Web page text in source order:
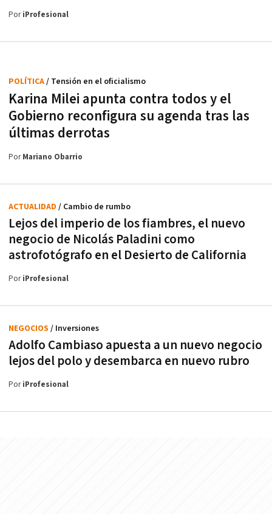
PoriProfesional
Karina Milei apunta contra todos y el
Gobierno reconfigura su agenda tras las
últimas derrotas
POLÍTICA/ Tensión en el oficialismo
PorMariano Obarrio
Lejos del imperio de los fiambres, el nuevo
negocio de Nicolás Paladini como
astrofotógrafo en el Desierto de California
ACTUALIDAD / Cambio de rumbo
PoriProfesional
Adolfo Cambiaso apuesta a un nuevo negocio
lejos del polo y desembarca en nuevo rubro
NEGOCIOS / Inversiones
PoriProfesional